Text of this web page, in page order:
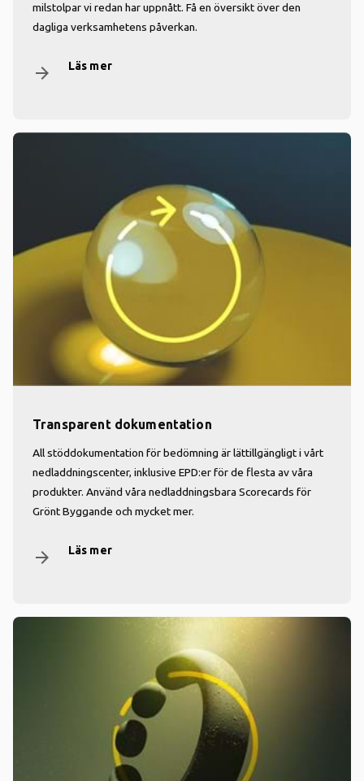
milstolpar vi redan har uppnått. Få en översikt över den
dagliga verksamhetens påverkan.
arrow_forward Läs mer
Transparent dokumentation
All stöddokumentation för bedömning är lättillgängligt i vårt
nedladdningscenter, inklusive EPD:er för de flesta av våra
produkter. Använd våra nedladdningsbara Scorecards för
Grönt Byggande och mycket mer.
arrow_forward Läs mer